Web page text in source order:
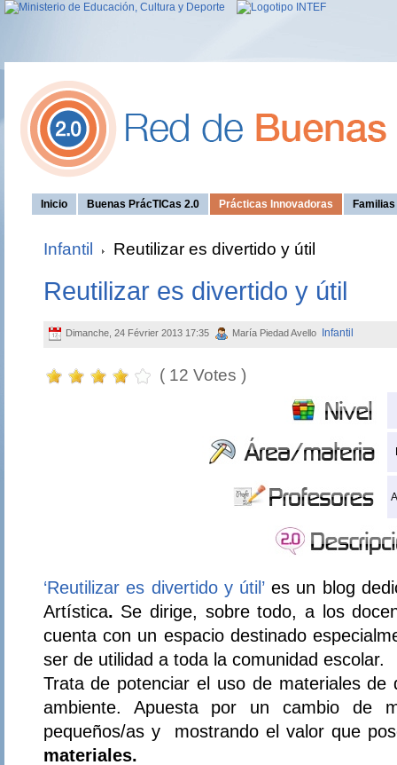
Inicio Buenas PrácTICas 2.0 Prácticas Innovadoras
Infantil Reutilizar es divertido y útil
Reutilizar es divertido y útil
Dimanche, 24 Février 2013 17:35 María Piedad Avello Infantil
( 12 Votes )
‘Reutilizar es divertido y útil’es un blog
Artística. Se dirige, sobre todo, a los
cuenta con un espacio destinado
ser de utilidad a toda la comunidad escolar.
Trata de potenciar el uso de materiales de
ambiente. Apuesta por un cambio de
pequeños/as y mostrando el valor que
materiales.